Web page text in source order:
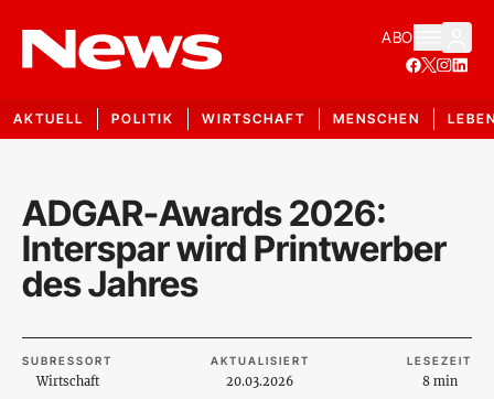
ABO
AKTUELL POLITIK WIRTSCHAFT MENSCHEN
ADGAR-Awards 2026:
Interspar wird Printwerber
des Jahres
SUBRESSORT
Wirtschaft
AKTUALISIERT
20.03.2026
LESEZEIT
8 min